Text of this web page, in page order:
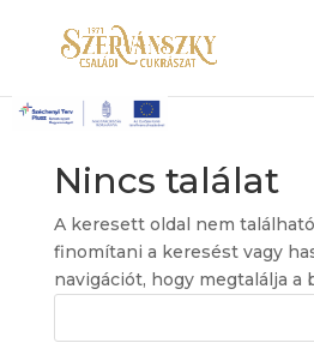
Nincs találat
A keresett oldal nem
finomítani a keresést vagy
navigációt, hogy megtalálja a